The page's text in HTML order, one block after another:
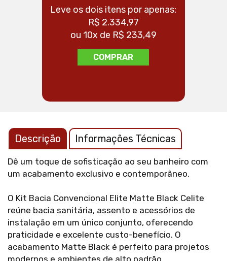
Leve os dois itens por apenas:
R$ 2.334,97
ou 10x de R$ 233,49
COMPRAR
Descrição Informações Técnicas
Dê um toque de sofisticação ao seu banheiro com
um acabamento exclusivo e contemporâneo.
O Kit Bacia Convencional Elite Matte Black Celite
reúne bacia sanitária, assento e acessórios de
instalação em um único conjunto, oferecendo
praticidade e excelente custo-benefício. O
acabamento Matte Black é perfeito para projetos